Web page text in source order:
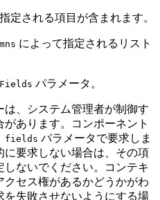
定される項目が含まれます。
によって指定されるリスト
パラメータ。
、システム管理者が制御す
あります。コンポーネント
fields パラメータで要求しま
に要求しない場合は、その項
しないでください。コンテキ
クセス権があるかどうかがわ
を失敗させないようにする場